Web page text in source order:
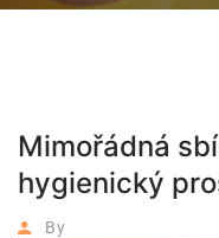
Mimořádná
hygienický
By